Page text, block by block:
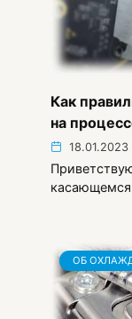
Как
на
18.01.2023
касающемся
ОБ